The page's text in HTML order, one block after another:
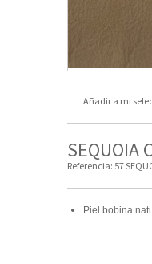
Añadir a mi
SEQUOIA
Referencia: 57
Piel bobina